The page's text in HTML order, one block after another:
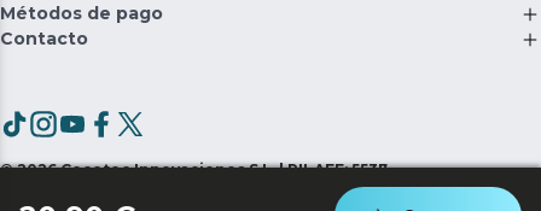
Métodos de pago
Contacto
©2026 Cecotec Innovaciones S.L. | RII-AEE: 5537